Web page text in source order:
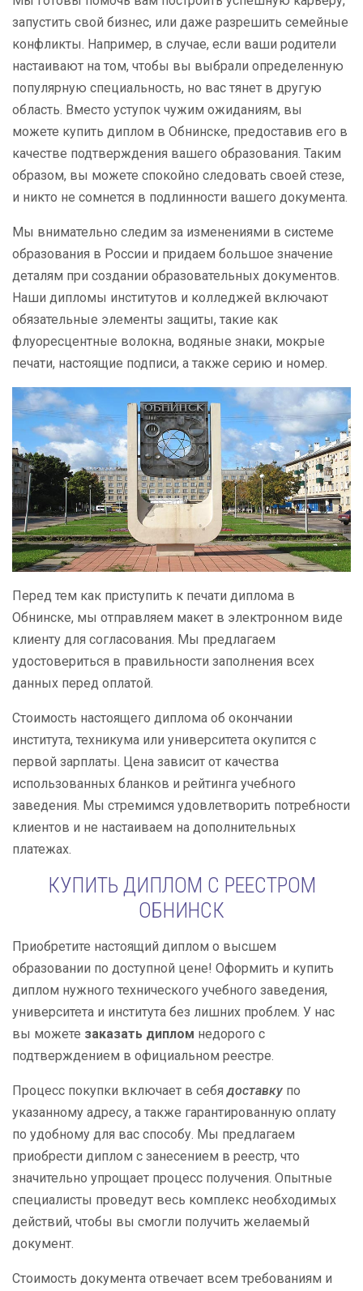
запустить свой бизнес, или даже разрешить семейные
конфликты. Например, в случае, если ваши родители
настаивают на том, чтобы вы выбрали определенную
популярную специальность, но вас тянет в другую
область. Вместо уступок чужим ожиданиям, вы
можете купить диплом в Обнинске, предоставив его в
качестве подтверждения вашего образования. Таким
образом, вы можете спокойно следовать своей стезе,
и никто не сомнется в подлинности вашего документа.
Мы внимательно следим за изменениями в системе
образования в России и придаем большое значение
деталям при создании образовательных документов.
Наши дипломы институтов и колледжей включают
обязательные элементы защиты, такие как
флуоресцентные волокна, водяные знаки, мокрые
печати, настоящие подписи, а также серию и номер.
Перед тем как приступить к печати диплома в
Обнинске, мы отправляем макет в электронном виде
клиенту для согласования. Мы предлагаем
удостовериться в правильности заполнения всех
данных перед оплатой.
Стоимость настоящего диплома об окончании
института, техникума или университета окупится с
первой зарплаты. Цена зависит от качества
использованных бланков и рейтинга учебного
заведения. Мы стремимся удовлетворить потребности
клиентов и не настаиваем на дополнительных
платежах.
КУПИТЬ ДИПЛОМ С РЕЕСТРОМ
ОБНИНСК
Приобретите настоящий диплом о высшем
образовании по доступной цене! Оформить и купить
диплом нужного технического учебного заведения,
университета и института без лишних проблем. У нас
вы можете заказать диплом недорого с
подтверждением в официальном реестре.
Процесс покупки включает в себядоставку по
указанному адресу, а также гарантированную оплату
по удобному для вас способу. Мы предлагаем
приобрести диплом с занесением в реестр, что
значительно упрощает процесс получения. Опытные
специалисты проведут весь комплекс необходимых
действий, чтобы вы смогли получить желаемый
документ.
Стоимость документа отвечает всем требованиям и